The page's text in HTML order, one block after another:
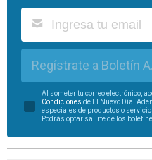
Regístrate a Boletín
Al someter tu correo electrónico,
Condiciones de El Nuevo Día.
especiales de productos o
Podrás optar salirte de los